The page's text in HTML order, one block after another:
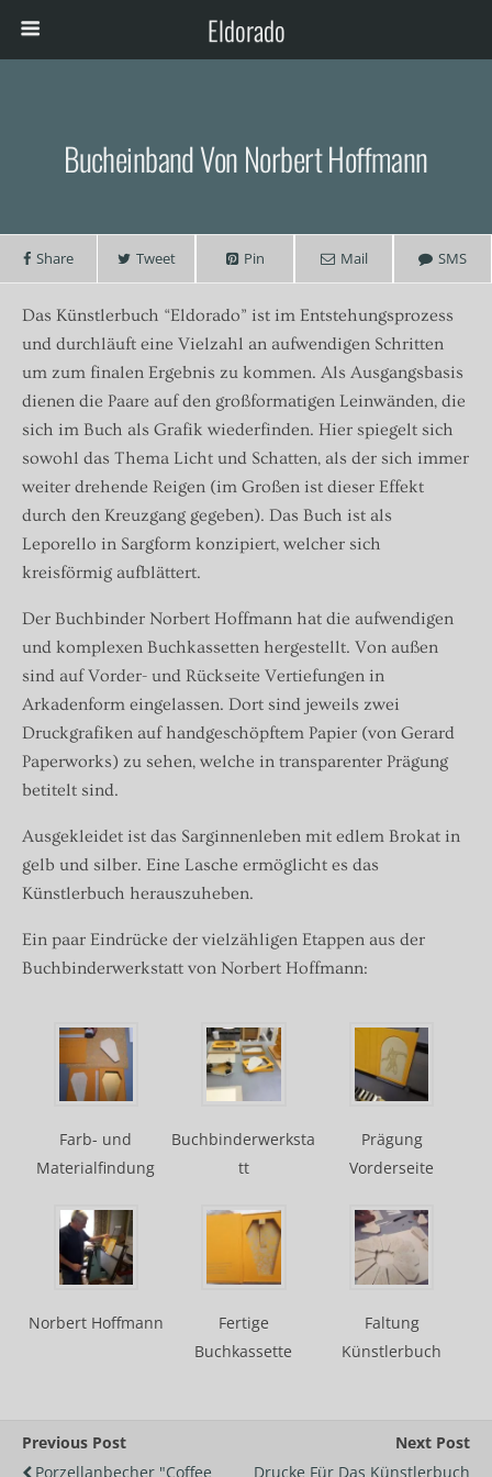
Eldorado
Bucheinband Von Norbert Hoffmann
Share Tweet Pin Mail SMS
Das Künstlerbuch “Eldorado” ist im Entstehungsprozess
und durchläuft eine Vielzahl an aufwendigen Schritten
um zum finalen Ergebnis zu kommen. Als Ausgangsbasis
dienen die Paare auf den großformatigen Leinwänden, die
sich im Buch als Grafik wiederfinden. Hier spiegelt sich
sowohl das Thema Licht und Schatten, als der sich immer
weiter drehende Reigen (im Großen ist dieser Effekt
durch den Kreuzgang gegeben). Das Buch ist als
Leporello in Sargform konzipiert, welcher sich
kreisförmig aufblättert.
Der Buchbinder Norbert Hoffmann hat die aufwendigen
und komplexen Buchkassetten hergestellt. Von außen
sind auf Vorder- und Rückseite Vertiefungen in
Arkadenform eingelassen. Dort sind jeweils zwei
Druckgrafiken auf handgeschöpftem Papier (von Gerard
Paperworks) zu sehen, welche in transparenter Prägung
betitelt sind.
Ausgekleidet ist das Sarginnenleben mit edlem Brokat in
gelb und silber. Eine Lasche ermöglicht es das
Künstlerbuch herauszuheben.
Ein paar Eindrücke der vielzähligen Etappen aus der
Buchbinderwerkstatt von Norbert Hoffmann:
Farb- und
Materialfindung
Buchbinderwerksta
tt
Prägung
Vorderseite
Norbert Hoffmann
Fertige
Buchkassette
Faltung
Künstlerbuch
Previous Post
Porzellanbecher "Coffee
Next Post
Drucke Für Das Künstlerbuch